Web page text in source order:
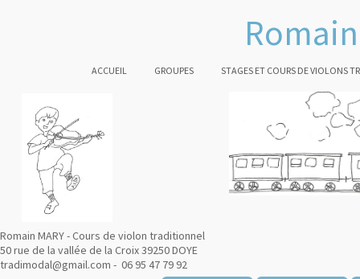
ACCUEIL GROUPES STAGES ET COURS DE VIOLONS
Romain MARY - Cours de violon traditionnel
50 rue de la vallée de la Croix 39250 DOYE
tradimodal@gmail.com - 06 95 47 79 92